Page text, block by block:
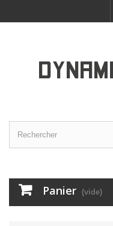
Panier (vide)